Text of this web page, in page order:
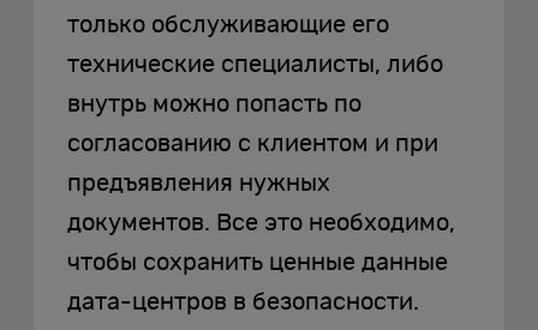
только обслуживающие его
технические специалисты, либо
внутрь можно попасть по
согласованию с клиентом и при
предъявления нужных
документов. Все это необходимо,
чтобы сохранить ценные данные
дата-центров в безопасности.